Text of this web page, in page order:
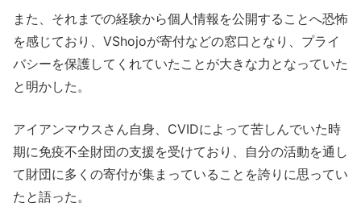
また、それまでの経験から個人情報を公開することへ恐怖
を感じており、VShojoが寄付などの窓口となり、プライ
バシーを保護してくれていたことが大きな力となっていた
と明かした。
アイアンマウスさん自身、CVIDによって苦しんでいた時
期に免疫不全財団の支援を受けており、自分の活動を通し
て財団に多くの寄付が集まっていることを誇りに思ってい
たと語った。